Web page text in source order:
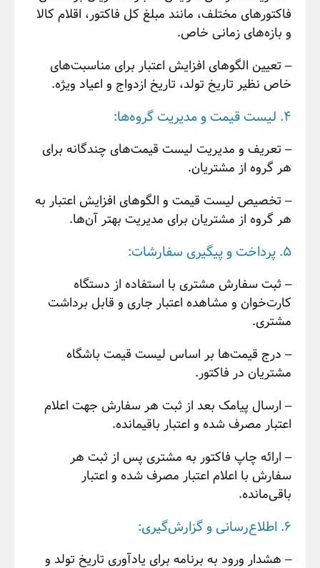
فاکتورهای مختلف، مانند مبلغ کل فاکتور، اقلام کالا
و بازه‌های زمانی خاص.
– تعیین الگوهای افزایش اعتبار برای مناسبت‌های
خاص نظیر تاریخ تولد، تاریخ ازدواج و اعیاد ویژه.
4. لیست قیمت و مدیریت گروه‌ها:
– تعریف و مدیریت لیست قیمت‌های چندگانه برای
هر گروه از مشتریان.
– تخصیص لیست قیمت و الگوهای افزایش اعتبار به
هر گروه از مشتریان برای مدیریت بهتر آن‌ها.
5. پرداخت و پیگیری سفارشات:
– ثبت سفارش مشتری با استفاده از دستگاه
کارت‌خوان و مشاهده اعتبار جاری و قابل برداشت
مشتری.
– درج قیمت‌ها بر اساس لیست قیمت باشگاه
مشتریان در فاکتور.
– ارسال پیامک بعد از ثبت هر سفارش جهت اعلام
اعتبار مصرف شده و اعتبار باقیمانده.
– ارائه چاپ فاکتور به مشتری پس از ثبت هر
سفارش با اعلام اعتبار مصرف شده و اعتبار
باقی‌مانده.
6. اطلاع‌رسانی و گزارش‌گیری:
– هشدار ورود به برنامه برای یادآوری تاریخ تولد و